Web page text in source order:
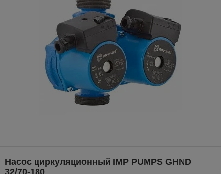
Насос циркуляционный IMP PUMPS GHND
32/70-180